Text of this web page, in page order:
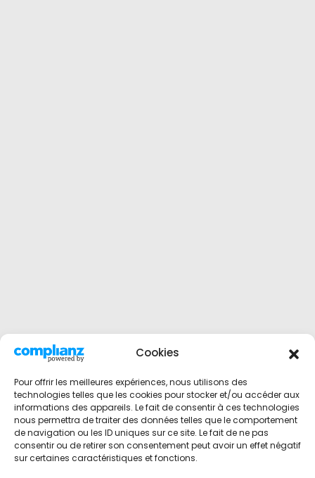
Cookies
Pour offrir les meilleures expériences, nous utilisons des
technologies telles que les cookies pour stocker et/ou accéder aux
informations des appareils. Le fait de consentir à ces technologies
nous permettra de traiter des données telles que le comportement
de navigation ou les ID uniques sur ce site. Le fait de ne pas
consentir ou de retirer son consentement peut avoir un effet négatif
sur certaines caractéristiques et fonctions.